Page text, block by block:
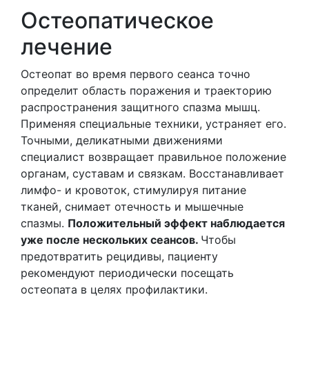
Остеопатическое
лечение
Остеопат во время первого сеанса точно
определит область поражения и траекторию
распространения защитного спазма мышц.
Применяя специальные техники, устраняет его.
Точными, деликатными движениями
специалист возвращает правильное положение
органам, суставам и связкам. Восстанавливает
лимфо- и кровоток, стимулируя питание
тканей, снимает отечность и мышечные
спазмы. Положительный эффект наблюдается
уже после нескольких сеансов. Чтобы
предотвратить рецидивы, пациенту
рекомендуют периодически посещать
остеопата в целях профилактики.